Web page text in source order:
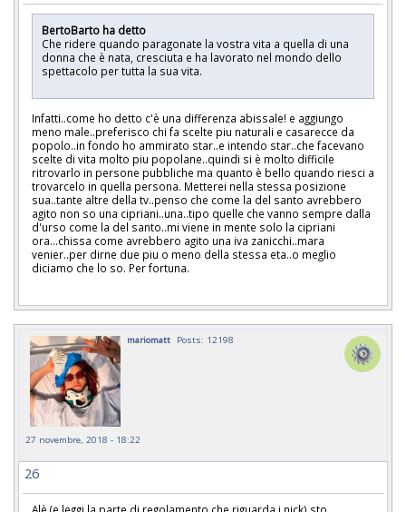
BertoBarto ha detto
Che ridere quando paragonate la vostra vita a quella di una
donna che è nata, cresciuta e ha lavorato nel mondo dello
spettacolo per tutta la sua vita.
Infatti..come ho detto c'è una differenza abissale! e aggiungo
meno male..preferisco chi fa scelte piu naturali e casarecce da
popolo..in fondo ho ammirato star..e intendo star..che facevano
scelte di vita molto piu popolane..quindi si è molto difficile
ritrovarlo in persone pubbliche ma quanto è bello quando riesci a
trovarcelo in quella persona. Metterei nella stessa posizione
sua..tante altre della tv..penso che come la del santo avrebbero
agito non so una cipriani..una..tipo quelle che vanno sempre dalla
d'urso come la del santo..mi viene in mente solo la cipriani
ora...chissa come avrebbero agito una iva zanicchi..mara
venier..per dirne due piu o meno della stessa eta..o meglio
diciamo che lo so. Per fortuna.
mariomatt Posts: 12198
27 novembre, 2018 - 18:22
26